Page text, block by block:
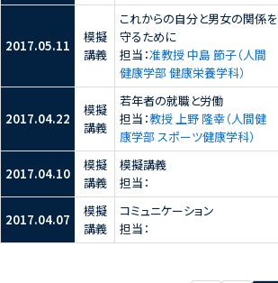
2017.05.11
模擬
講義
これからの自分と男女の関係を
守るために
担当：准教授 中島 節子（人間
健康学部 健康栄養学科）
2017.04.22
模擬
講義
若年者の就職と労働
担当：教授 上野 隆幸（人間健
康学部 スポーツ健康学科）
2017.04.10
模擬
講義
模擬講義
担当：
2017.04.07
模擬
講義
コミュニケーション
担当：